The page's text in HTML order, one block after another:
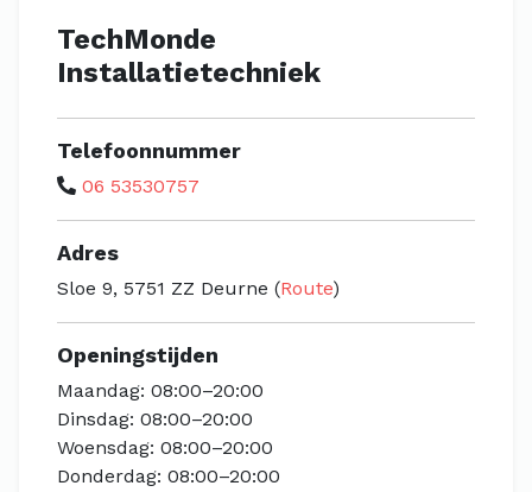
TechMonde
Installatietechniek
Telefoonnummer
06 53530757
Adres
Sloe 9, 5751 ZZ Deurne (Route)
Openingstijden
Maandag: 08:00–20:00
Dinsdag: 08:00–20:00
Woensdag: 08:00–20:00
Donderdag: 08:00–20:00